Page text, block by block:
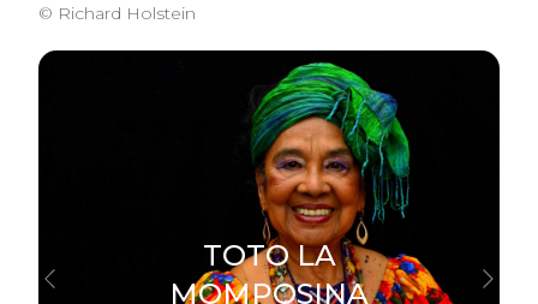
© Richard Holstein
TOTO LA
MOMPOSINA
Previous Next